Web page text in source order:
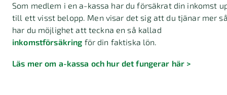
Som medlem i en a-kassa har du försäkrat din inkomst
till ett visst belopp. Men visar det sig att du tjänar mer
har du möjlighet att teckna en så kallad
inkomstförsäkring för din faktiska lön.
Läs mer om a-kassa och hur det fungerar här >